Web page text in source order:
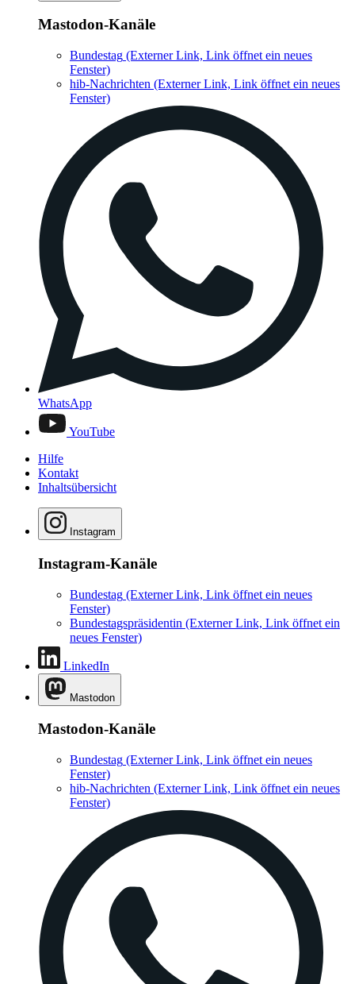
Mastodon-Kanäle
Bundestag (Externer Link, Link öffnet ein neues
Fenster)
hib-Nachrichten (Externer Link, Link öffnet ein neues
Fenster)
WhatsApp
YouTube
Hilfe
Kontakt
Inhaltsübersicht
Instagram
Instagram-Kanäle
Bundestag (Externer Link, Link öffnet ein neues
Fenster)
Bundestagspräsidentin (Externer Link, Link öffnet ein
neues Fenster)
LinkedIn
Mastodon
Mastodon-Kanäle
Bundestag (Externer Link, Link öffnet ein neues
Fenster)
hib-Nachrichten (Externer Link, Link öffnet ein neues
Fenster)